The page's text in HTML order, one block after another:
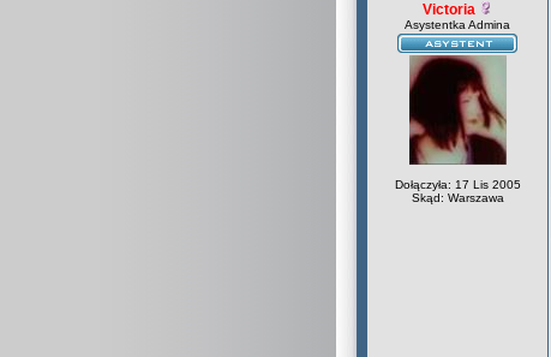
Victoria
Asystentka Admina
Dołączyła: 17 Lis 2005
Skąd: Warszawa